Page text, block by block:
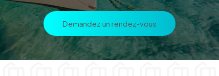
Demandez un rendez-vous